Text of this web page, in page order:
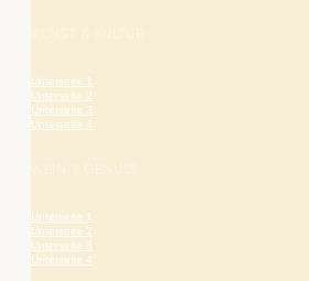
Unterseite 1
Unterseite 2
Unterseite 3
Unterseite 4
Unterseite 1
Unterseite 2
Unterseite 3
Unterseite 4